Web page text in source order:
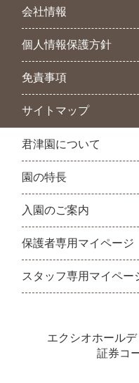
会社情報
個人情報保護方針
免責事項
サイトマップ
君津園について
園の特長
入園のご案内
保護者専用マイページ
スタッフ専用マイペー
エクシオホールデ
証券コ